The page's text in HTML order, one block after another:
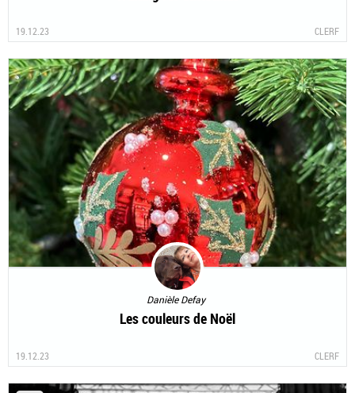
19.12.23 CLERF
Danièle Defay
Les couleurs de Noël
19.12.23 CLERF